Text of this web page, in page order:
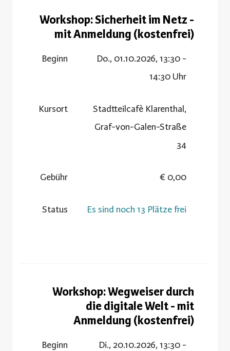
Workshop: Sicherheit im Netz -
mit Anmeldung (kostenfrei)
Beginn
Do., 01.10.2026, 13:30 -
14:30 Uhr
Kursort
Stadtteilcafè Klarenthal,
Graf-von-Galen-Straße
34
Gebühr 0,00 €
Status Es sind noch 13 Plätze frei
Workshop: Wegweiser durch
die digitale Welt - mit
Anmeldung (kostenfrei)
Beginn
Di., 20.10.2026, 13:30 -